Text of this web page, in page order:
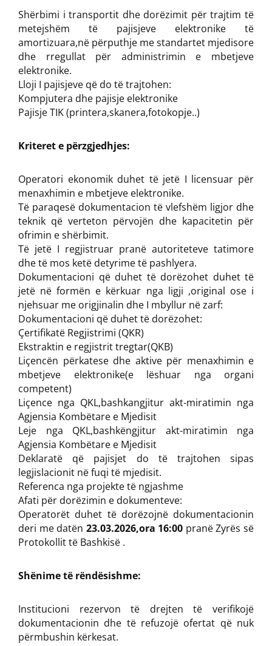
Shërbimi i transportit dhe dorëzimit për trajtim të
metejshëm të pajisjeve elektronike të
amortizuara,në përputhje me standartet mjedisore
dhe rregullat për administrimin e mbetjeve
elektronike.
Lloji I pajisjeve që do të trajtohen:
Kompjutera dhe pajisje elektronike
Pajisje TIK (printera,skanera,fotokopje..)
Kriteret e përzgjedhjes:
Operatori ekonomik duhet të jetë I licensuar për
menaxhimin e mbetjeve elektronike.
Të paraqesë dokumentacion të vlefshëm ligjor dhe
teknik që verteton përvojën dhe kapacitetin për
ofrimin e shërbimit.
Të jetë I regjistruar pranë autoriteteve tatimore
dhe të mos ketë detyrime të pashlyera.
Dokumentacioni që duhet të dorëzohet duhet të
jetë në formën e kërkuar nga ligji ,original ose i
njehsuar me origjinalin dhe I mbyllur në zarf:
Dokumentacioni që duhet të dorëzohet:
Çertifikatë Regjistrimi (QKR)
Ekstraktin e regjistrit tregtar(QKB)
Liçencën përkatese dhe aktive për menaxhimin e
mbetjeve elektronike(e lëshuar nga organi
competent)
Liçence nga QKL,bashkangjitur akt-miratimin nga
Agjensia Kombëtare e Mjedisit
Leje nga QKL,bashkëngjitur akt-miratimin nga
Agjensia Kombëtare e Mjedisit
Deklaratë që pajisjet do të trajtohen sipas
legjislacionit në fuqi të mjedisit.
Referenca nga projekte të ngjashme
Afati për dorëzimin e dokumenteve:
Operatorët duhet të dorëzojnë dokumentacionin
deri me datën 23.03.2026,ora 16:00 pranë Zyrës së
Protokollit të Bashkisë .
Shënime të rëndësishme:
Institucioni rezervon të drejten të verifikojë
dokumentacionin dhe të refuzojë ofertat që nuk
përmbushin kërkesat.